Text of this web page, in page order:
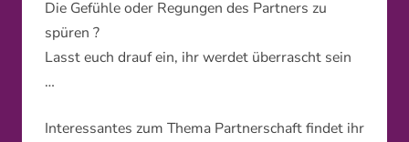
Die Gefühle oder Regungen des Partners zu
spüren ?
Lasst euch drauf ein, ihr werdet überrascht sein
…
Interessantes zum Thema Partnerschaft findet ihr